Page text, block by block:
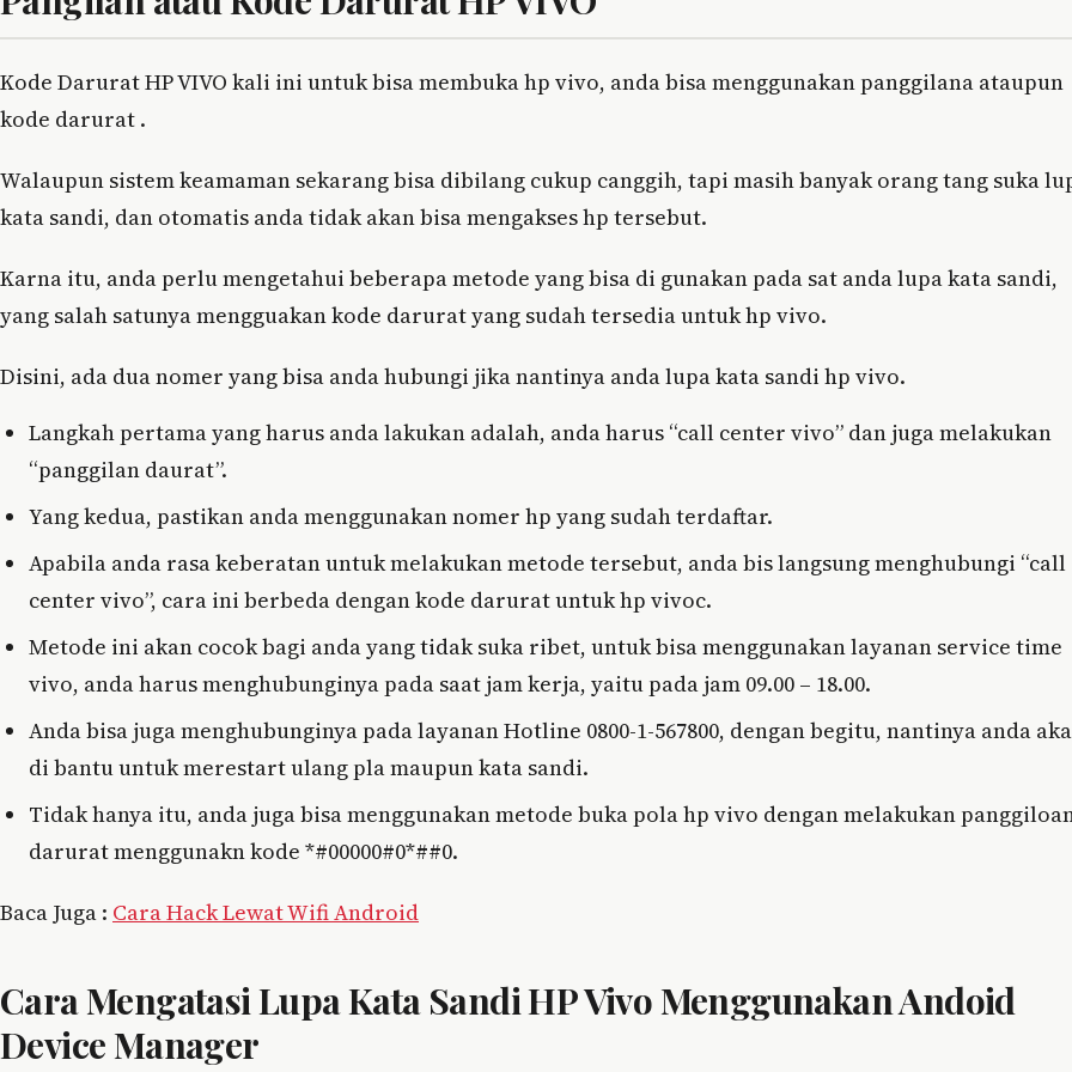
Kode Darurat HP VIVO kali ini untuk bisa membuka hp vivo, anda bisa menggunakan panggilana ataupun
kode darurat .
Walaupun sistem keamaman sekarang bisa dibilang cukup canggih, tapi masih banyak orang tang suka
kata sandi, dan otomatis anda tidak akan bisa mengakses hp tersebut.
Karna itu, anda perlu mengetahui beberapa metode yang bisa di gunakan pada sat anda lupa kata sandi,
yang salah satunya mengguakan kode darurat yang sudah tersedia untuk hp vivo.
Disini, ada dua nomer yang bisa anda hubungi jika nantinya anda lupa kata sandi hp vivo.
Langkah pertama yang harus anda lakukan adalah, anda harus “call center vivo” dan juga melakukan
“panggilan daurat”.
Yang kedua, pastikan anda menggunakan nomer hp yang sudah terdaftar.
Apabila anda rasa keberatan untuk melakukan metode tersebut, anda bis langsung menghubungi “call
center vivo”, cara ini berbeda dengan kode darurat untuk hp vivoc.
Metode ini akan cocok bagi anda yang tidak suka ribet, untuk bisa menggunakan layanan service time
vivo, anda harus menghubunginya pada saat jam kerja, yaitu pada jam 09.00 – 18.00.
Anda bisa juga menghubunginya pada layanan Hotline 0800-1-567800, dengan begitu, nantinya anda
di bantu untuk merestart ulang pla maupun kata sandi.
Tidak hanya itu, anda juga bisa menggunakan metode buka pola hp vivo dengan melakukan
darurat menggunakn kode *#00000#0*##0.
Baca Juga : Cara Hack Lewat Wifi Android
Cara Mengatasi Lupa Kata Sandi HP Vivo Menggunakan Andoid
Device Manager